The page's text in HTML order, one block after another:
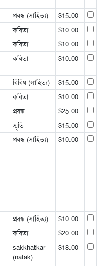
প্রবন্ধ (সাহিত্য)
$15.00
কবিতা
$10.00
কবিতা
$10.00
কবিতা $10.00
বিবিধ (সাহিত্য)
$15.00
কবিতা
$10.00
প্রবন্ধ
$25.00
স্মৃতি
$15.00
প্রবন্ধ (সাহিত্য) $10.00
প্রবন্ধ (সাহিত্য)
$10.00
কবিতা
$20.00
sakkhatkar
(natak)
$18.00